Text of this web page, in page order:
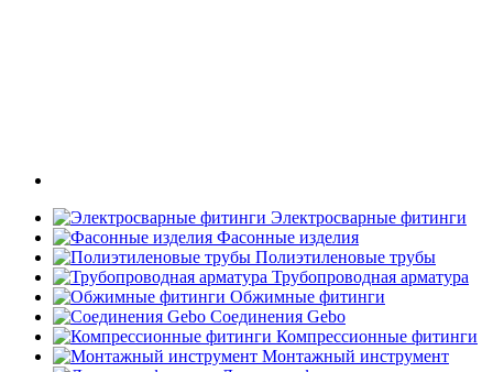
Электросварные фитинги
Фасонные изделия
Полиэтиленовые трубы
Трубопроводная арматура
Обжимные фитинги
Соединения Gebo
Компрессионные фитинги
Монтажный инструмент